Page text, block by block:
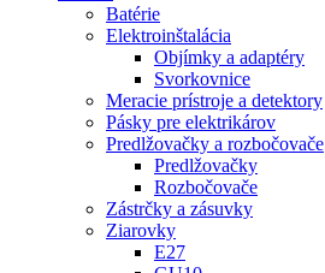
Batérie
Elektroinštalácia
Objímky a adaptéry
Svorkovnice
Meracie prístroje a detektory
Pásky pre elektrikárov
Predlžovačky a rozbočovače
Predlžovačky
Rozbočovače
Zástrčky a zásuvky
Ziarovky
E27